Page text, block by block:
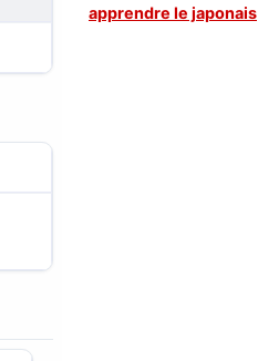
apprendre le japonais